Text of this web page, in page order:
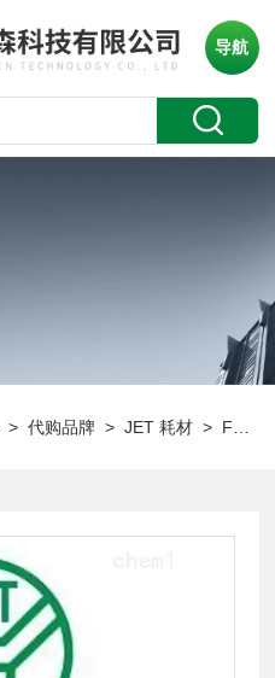
导航
>代购品牌 >JET 耗材 > FCF010008JET 50ml管式过滤器套装